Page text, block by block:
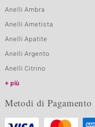
Anelli Ambra
Anelli Ametista
Anelli Apatite
Anelli Argento
Anelli Citrino
più
Metodi di Pagamento